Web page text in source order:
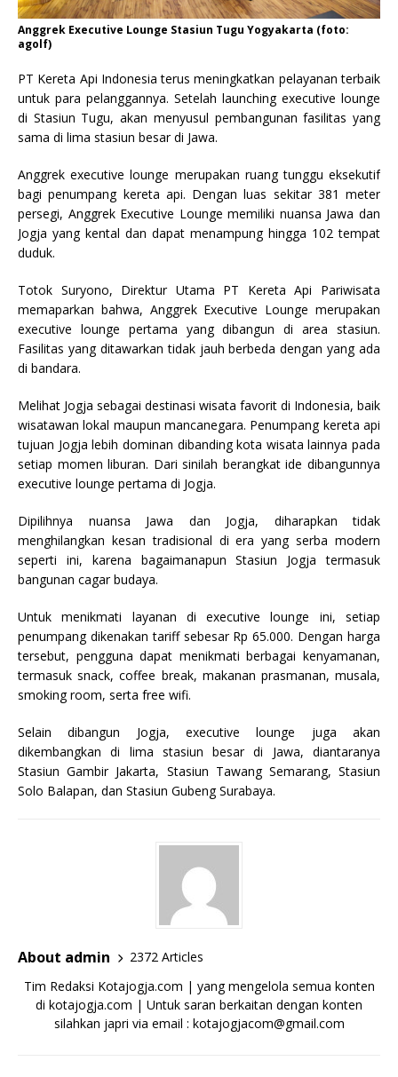
Anggrek Executive Lounge Stasiun Tugu Yogyakarta (foto:
agolf)
PT Kereta Api Indonesia terus meningkatkan pelayanan terbaik
untuk para pelanggannya. Setelah launching executive lounge
di Stasiun Tugu, akan menyusul pembangunan fasilitas yang
sama di lima stasiun besar di Jawa.
Anggrek executive lounge merupakan ruang tunggu eksekutif
bagi penumpang kereta api. Dengan luas sekitar 381 meter
persegi, Anggrek Executive Lounge memiliki nuansa Jawa dan
Jogja yang kental dan dapat menampung hingga 102 tempat
duduk.
Totok Suryono, Direktur Utama PT Kereta Api Pariwisata
memaparkan bahwa, Anggrek Executive Lounge merupakan
executive lounge pertama yang dibangun di area stasiun.
Fasilitas yang ditawarkan tidak jauh berbeda dengan yang ada
di bandara.
Melihat Jogja sebagai destinasi wisata favorit di Indonesia, baik
wisatawan lokal maupun mancanegara. Penumpang kereta api
tujuan Jogja lebih dominan dibanding kota wisata lainnya pada
setiap momen liburan. Dari sinilah berangkat ide dibangunnya
executive lounge pertama di Jogja.
Dipilihnya nuansa Jawa dan Jogja, diharapkan tidak
menghilangkan kesan tradisional di era yang serba modern
seperti ini, karena bagaimanapun Stasiun Jogja termasuk
bangunan cagar budaya.
Untuk menikmati layanan di executive lounge ini, setiap
penumpang dikenakan tariff sebesar Rp 65.000. Dengan harga
tersebut, pengguna dapat menikmati berbagai kenyamanan,
termasuk snack, coffee break, makanan prasmanan, musala,
smoking room, serta free wifi.
Selain dibangun Jogja, executive lounge juga akan
dikembangkan di lima stasiun besar di Jawa, diantaranya
Stasiun Gambir Jakarta, Stasiun Tawang Semarang, Stasiun
Solo Balapan, dan Stasiun Gubeng Surabaya.
About admin
2372 Articles
Tim Redaksi Kotajogja.com | yang mengelola semua konten
di kotajogja.com | Untuk saran berkaitan dengan konten
silahkan japri via email : kotajogjacom@gmail.com